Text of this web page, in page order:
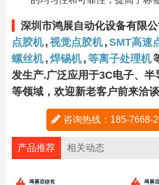
深圳市鸿展自动化设备有限
点胶机 , 视觉点胶机 , SMT高速
螺丝机 , 焊锡机 , 等离子处理机
发生产.广泛应用于3C电子、半
等领域，欢迎新老客户前来洽谈
咨询热线：185-7668-
产品推荐 相关动态